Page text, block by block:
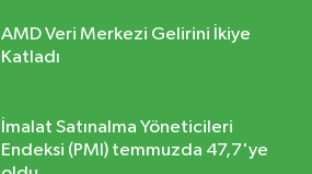
AMD Veri Merkezi Gelirini İkiye
Katladı
İmalat Satınalma Yöneticileri
Endeksi (PMI) temmuzda 47,7'ye